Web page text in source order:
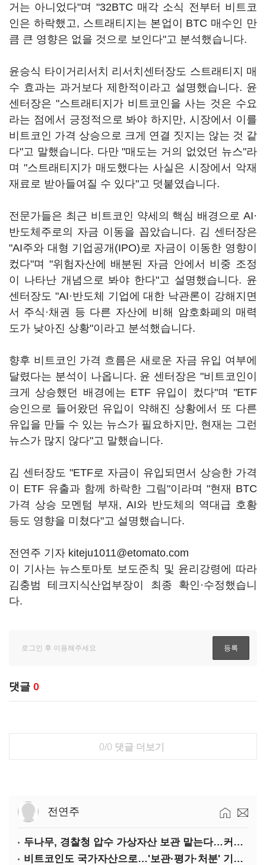
거는 아니었다"며 "32BTC 매각 소식 전부터 비트코
인은 하락했고, 스트래티지는 본업이 BTC 매수인 만
큼 큰 영향은 없을 것으로 보인다"고 분석했습니다.
윤승식 타이거리서치 리서치센터장도 스트래티지 매
수 효과는 과거보다 제한적이라고 설명했습니다. 윤
센터장은 "스트래티지가 비트코인을 사는 것은 수요
라는 점에서 긍정적으로 봐야 하지만, 시장에서 이를
비트코인 가격 상승으로 크게 연결 짓지는 않는 것 같
다"고 말했습니다. 다만 "매도는 거의 없었던 뉴스"라
며 "스트래티지가 매도했다는 사실은 시장에서 악재
재료로 받아들여질 수 있다"고 덧붙였습니다.
전문가들은 최근 비트코인 약세의 핵심 배경으로 AI·
반도체주로의 자금 이동을 꼽았습니다. 김 센터장은
"AI주와 대형 기업공개(IPO)로 자금이 이동한 영향이
컸다"며 "위험자산에 배분된 자금 안에서 비중 조정
이 나타난 개념으로 봐야 한다"고 설명했습니다. 윤
센터장도 "AI·반도체 기업에 대한 낙관론이 강해지면
서 주식·채권 등 다른 자산에 비해 암호화폐의 매력
도가 낮아진 상황"이라고 분석했습니다.
향후 비트코인 가격 흐름은 새로운 자금 유입 여부에
달렸다는 분석이 나옵니다. 윤 센터장은 "비트코인이
크게 상승했던 배경에는 ETF 유입이 컸다"며 "ETF
승인으로 들어왔던 유입이 약해진 상황에서 또 다른
유입을 만들 수 있는 뉴스가 필요하지만, 현재는 그런
뉴스가 많지 않다"고 말했습니다.
김 센터장도 "ETF로 자금이 유입되면서 상승한 가격
이 ETF 유출과 함께 하락한 그림"이라며 "현재 BTC
가격 상승 모멘텀 부재, AI와 반도체의 역대급 호황
등도 영향을 미쳤다"고 설명했습니다.
전연주 기자 kiteju1011@etomato.com
이 기사는 뉴스토마토 보도준칙 및 윤리강령에 따라
김충범 테크지식산업부장이 최종 확인·수정했습니
다.
댓글 0
0/0 댓글 더보기
전연주
두나무, 경찰청 압수 가상자산 보관 맡는다…커스터디 사업 최종 낙찰
비트코인도 국가자산으로…'보관·평가·처분' 기준은 숙제